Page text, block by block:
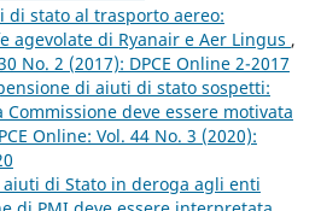
di stato al trasporto aereo:
di Ryanair e Aer Lingus ,
No. 2 (2017): DPCE Online 2-2017
di aiuti di stato sospetti:
deve essere motivata
Online: Vol. 44 No. 3 (2020):
di Stato in deroga agli enti